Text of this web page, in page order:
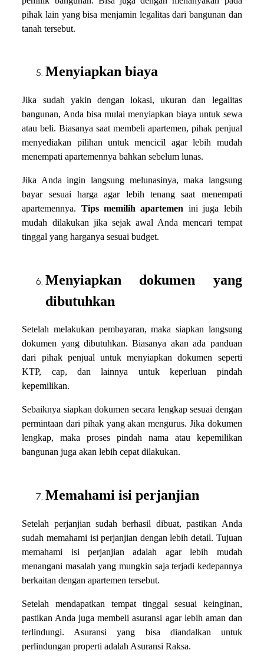
pihak lain yang bisa menjamin legalitas dari bangunan dan
tanah tersebut.
Menyiapkan biaya
Jika sudah yakin dengan lokasi, ukuran dan legalitas
bangunan, Anda bisa mulai menyiapkan biaya untuk sewa
atau beli. Biasanya saat membeli apartemen, pihak penjual
menyediakan pilihan untuk mencicil agar lebih mudah
menempati apartemennya bahkan sebelum lunas.
Jika Anda ingin langsung melunasinya, maka langsung
bayar sesuai harga agar lebih tenang saat menempati
apartemennya. Tips memilih apartemen ini juga lebih
mudah dilakukan jika sejak awal Anda mencari tempat
tinggal yang harganya sesuai budget.
Menyiapkan dokumen yang
dibutuhkan
Setelah melakukan pembayaran, maka siapkan langsung
dokumen yang dibutuhkan. Biasanya akan ada panduan
dari pihak penjual untuk menyiapkan dokumen seperti
KTP, cap, dan lainnya untuk keperluan pindah
kepemilikan.
Sebaiknya siapkan dokumen secara lengkap sesuai dengan
permintaan dari pihak yang akan mengurus. Jika dokumen
lengkap, maka proses pindah nama atau kepemilikan
bangunan juga akan lebih cepat dilakukan.
Memahami isi perjanjian
Setelah perjanjian sudah berhasil dibuat, pastikan Anda
sudah memahami isi perjanjian dengan lebih detail. Tujuan
memahami isi perjanjian adalah agar lebih mudah
menangani masalah yang mungkin saja terjadi kedepannya
berkaitan dengan apartemen tersebut.
Setelah mendapatkan tempat tinggal sesuai keinginan,
pastikan Anda juga membeli asuransi agar lebih aman dan
terlindungi. Asuransi yang bisa diandalkan untuk
perlindungan properti adalah Asuransi Raksa.